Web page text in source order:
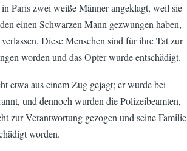
Paris zwei weiße Männer angeklagt, weil sie
einen Schwarzen Mann gezwungen haben,
Diese Menschen sind für ihre Tat zur
worden und das Opfer wurde entschädigt.
etwa aus einem Zug gejagt; er wurde bei
und dennoch wurden die Polizeibeamten,
zur Verantwortung gezogen und seine Familie
worden.